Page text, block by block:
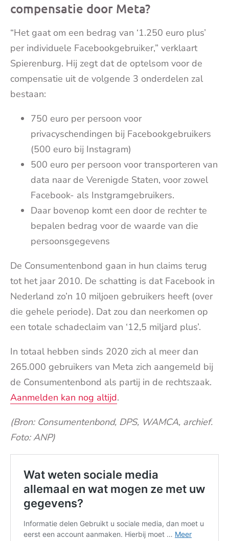
compensatie door Meta?
“Het gaat om een bedrag van ‘1.250 euro plus’
per individuele Facebookgebruiker,” verklaart
Spierenburg. Hij zegt dat de optelsom voor de
compensatie uit de volgende 3 onderdelen zal
bestaan:
750 euro per persoon voor
privacyschendingen bij Facebookgebruikers
(500 euro bij Instagram)
500 euro per persoon voor transporteren van
data naar de Verenigde Staten, voor zowel
Facebook- als Instgramgebruikers.
Daar bovenop komt een door de rechter te
bepalen bedrag voor de waarde van die
persoonsgegevens
De Consumentenbond gaan in hun claims terug
tot het jaar 2010. De schatting is dat Facebook in
Nederland zo’n 10 miljoen gebruikers heeft (over
die gehele periode). Dat zou dan neerkomen op
een totale schadeclaim van ‘12,5 miljard plus’.
In totaal hebben sinds 2020 zich al meer dan
265.000 gebruikers van Meta zich aangemeld bij
de Consumentenbond als partij in de rechtszaak.
Aanmelden kan nog altijd.
(Bron: Consumentenbond, DPS, WAMCA, archief.
Foto: ANP)